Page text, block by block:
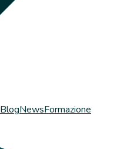
BlogNewsFormazione